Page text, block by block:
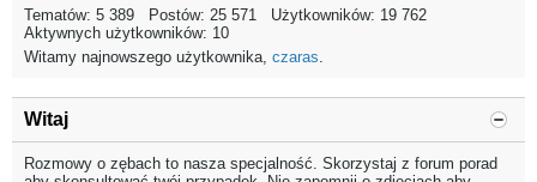
Tematów: 5 389 Postów: 25 571 Użytkowników: 19 762
Aktywnych użytkowników: 10
Witamy najnowszego użytkownika, czaras.
Witaj
Rozmowy o zębach to nasza specjalność. Skorzystaj z forum porad